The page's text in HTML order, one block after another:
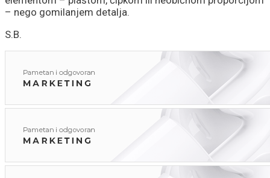
– nego gomilanjem detalja.
S.B.